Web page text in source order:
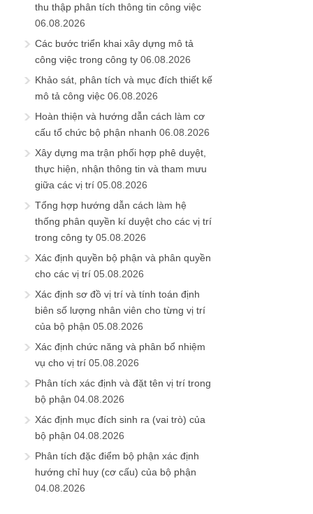
thu thập phân tích thông tin công việc
06.08.2026
Các bước triển khai xây dựng mô tả
công việc trong công ty 06.08.2026
Khảo sát, phân tích và mục đích thiết kế
mô tả công việc 06.08.2026
Hoàn thiện và hướng dẫn cách làm cơ
cấu tổ chức bộ phận nhanh 06.08.2026
Xây dựng ma trận phối hợp phê duyệt,
thực hiện, nhận thông tin và tham mưu
giữa các vị trí 05.08.2026
Tổng hợp hướng dẫn cách làm hệ
thống phân quyền kí duyệt cho các vị trí
trong công ty 05.08.2026
Xác định quyền bộ phận và phân quyền
cho các vị trí 05.08.2026
Xác định sơ đồ vị trí và tính toán định
biên số lượng nhân viên cho từng vị trí
của bộ phận 05.08.2026
Xác định chức năng và phân bổ nhiệm
vụ cho vị trí 05.08.2026
Phân tích xác định và đặt tên vị trí trong
bộ phận 04.08.2026
Xác định mục đích sinh ra (vai trò) của
bộ phận 04.08.2026
Phân tích đặc điểm bộ phận xác định
hướng chỉ huy (cơ cấu) của bộ phận
04.08.2026